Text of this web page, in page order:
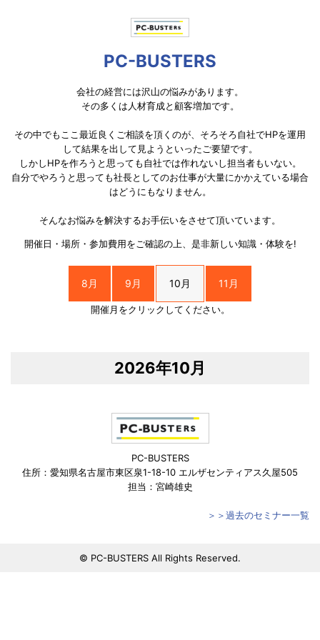
PC-BUSTERS
会社の経営には沢山の悩みがあります。
その多くは人材育成と顧客増加です。
その中でもここ最近良くご相談を頂くのが、そろそろ自社でHPを運用
して結果を出して見ようといったご要望です。
しかしHPを作ろうと思っても自社では作れないし担当者もいない。
自分でやろうと思っても社長としてのお仕事が大量にかかえている場合
はどうにもなりません。
そんなお悩みを解決するお手伝いをさせて頂いています。
開催日・場所・参加費用をご確認の上、是非新しい知識・体験を!
8月 9月 10月 11月
開催月をクリックしてください。
2026年10月
PC-BUSTERS
住所：愛知県名古屋市東区泉1-18-10 エルザセンティアス久屋505
担当：宮崎雄史
＞＞過去のセミナー一覧
© PC-BUSTERS All Rights Reserved.